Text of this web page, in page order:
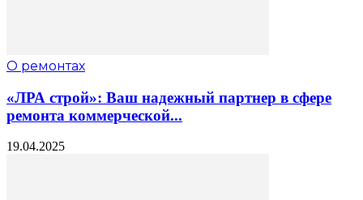
О ремонтах
«ЛРА строй»: Ваш надежный партнер в сфере
ремонта коммерческой...
19.04.2025